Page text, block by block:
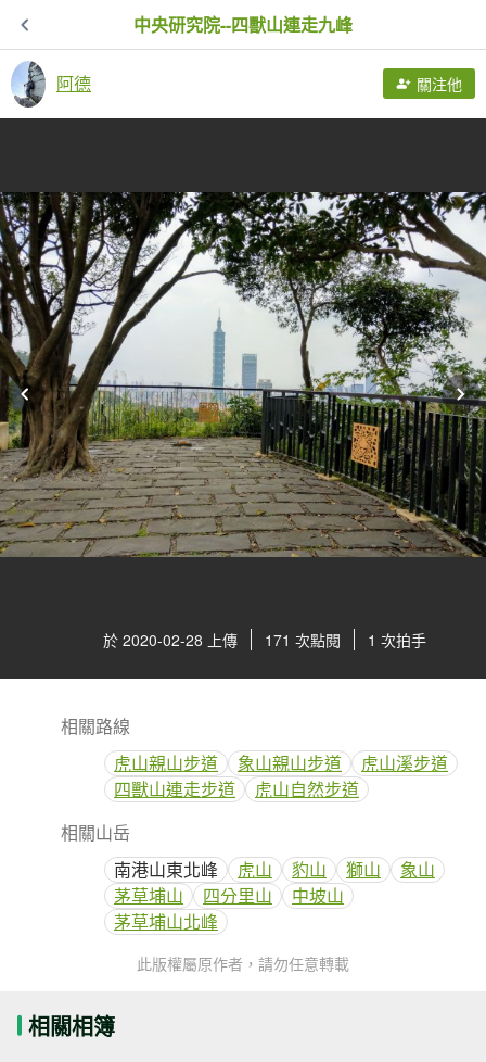
中央研究院--四獸山連走九峰
阿德 關注他
於 2020-02-28 上傳 171 次點閱 1 次拍手
相關路線
虎山親山步道
象山親山步道
虎山溪步道
四獸山連走步道
虎山自然步道
相關山岳
南港山東北峰
虎山 豹山 獅山
象山
茅草埔山
四分里山
中坡山
茅草埔山北峰
此版權屬原作者，請勿任意轉載
相關相簿